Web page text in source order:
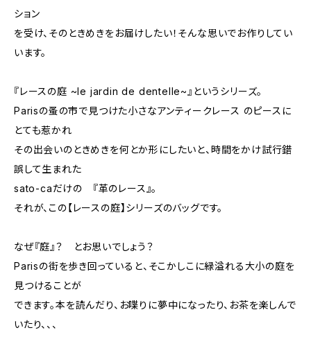
ション
を受け、そのときめきをお届けしたい！そんな思いでお作りしてい
います。
『レースの庭 ~le jardin de dentelle~』というシリーズ。
Parisの蚤の市で見つけた小さなアンティークレース のピースに
とても惹かれ
その出会いのときめきを何とか形にしたいと、時間をかけ試行錯
誤して生まれた
sato-caだけの 『革のレース』。
それが、この【レースの庭】シリーズのバッグです。
なぜ『庭』？ とお思いでしょう？
Parisの街を歩き回っていると、そこかしこに緑溢れる大小の庭を
見つけることが
できます。本を読んだり、お喋りに夢中になったり、お茶を楽しんで
いたり、、、